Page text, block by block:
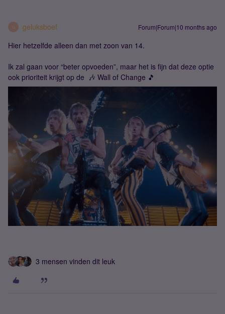
G geluksboef Forum|Forum|10 months ago
Hier hetzelfde alleen dan met zoon van 14.
Ik zal gaan voor “beter opvoeden”, maar het is fijn dat deze optie
ook prioriteit krijgt op de 🎶 Wall of Change 🎵
3 mensen vinden dit leuk